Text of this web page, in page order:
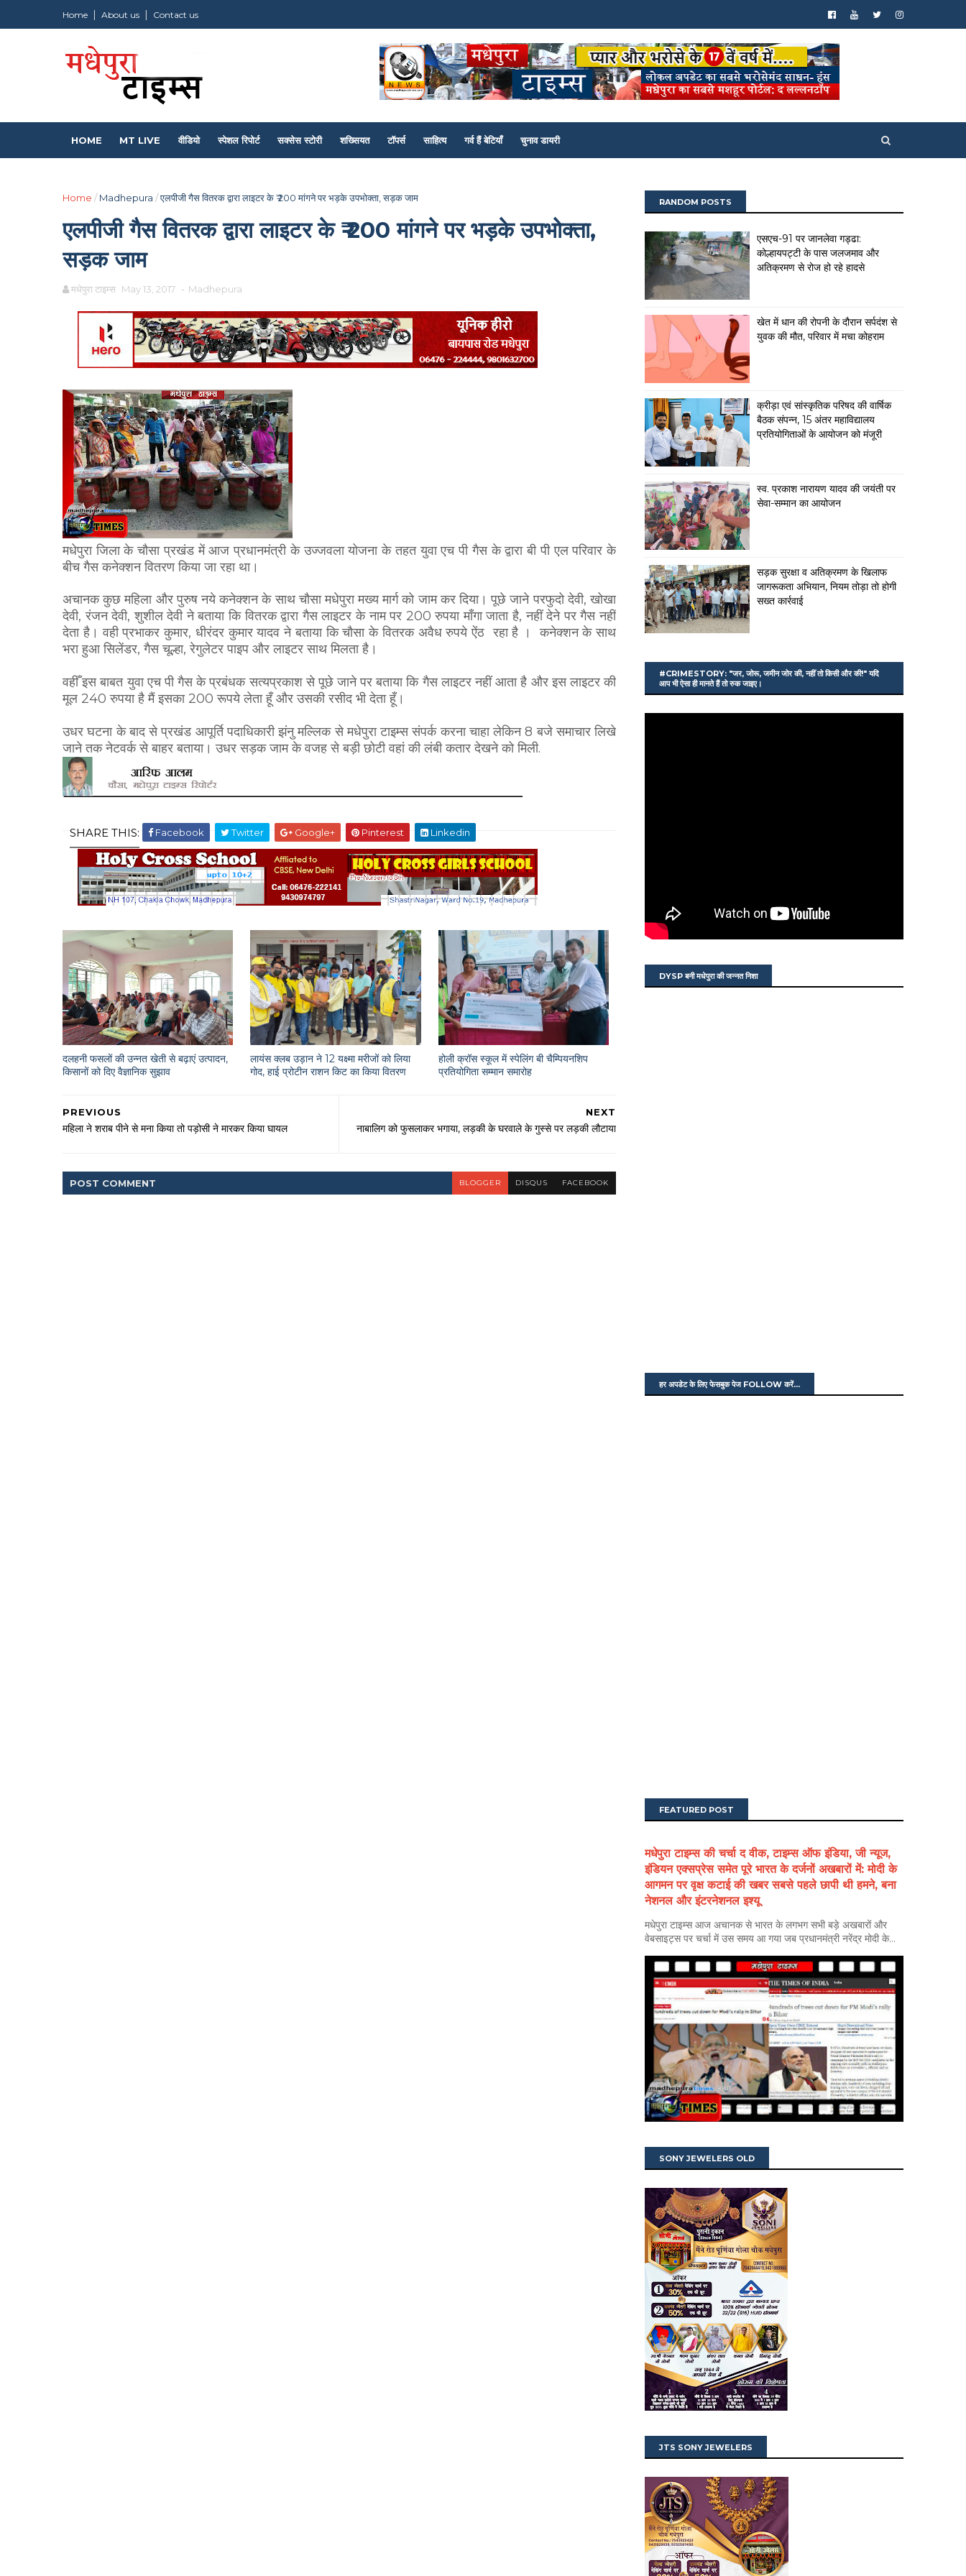
Home About us Contact us
HOME MT LIVE वीडियो स्पेशल रिपोर्ट सक्सेस स्टोरी शख्सियत टॉपर्स साहित्य गर्व हैं बेटियाँ चुनाव डायरी
Home / Madhepura /एलपीजी गैस वितरक द्वारा लाइटर के ₹ 200 मांगने पर भड़के उपभोक्ता, सड़क जाम
एलपीजी गैस वितरक द्वारा लाइटर के ₹ 200 मांगने पर भड़के उपभोक्ता,
सड़क जाम
मधेपुरा टाइम्स May 13, 2017 - Madhepura
मधेपुरा जिला के चौसा प्रखंड में आज प्रधानमंत्री के उज्जवला योजना के तहत युवा एच पी गैस के द्वारा बी पी एल परिवार के
बीच गैस कनेक्शन वितरण किया जा रहा था।
अचानक कुछ महिला और पुरुष नये कनेक्शन के साथ चौसा मधेपुरा मख्य मार्ग को जाम कर दिया। पूछे जाने परफुदो देवी, खोखा
देवी, रंजन देवी, शुशील देवी ने बताया कि वितरक द्वारा गैस लाइटर के नाम पर 200 रुपया माँगा जाता है, नहीं देने पर गैस नहीं
देता है। वही प्रभाकर कुमार, धीरंदर कुमार यादव ने बताया कि चौसा के वितरक अवैध रुपये ऐंठ रहा है । कनेक्शन के साथ
भरा हुआ सिलेंडर, गैस चूल्हा, रेगुलेटर पाइप और लाइटर साथ मिलता है।
वहीँ इस बाबत युवा एच पी गैस के प्रबंधक सत्यप्रकाश से पूछे जाने पर बताया कि गैस लाइटर नहीं आता है और इस लाइटर की
मूल 240 रुपया है मैं इसका 200 रूपये लेता हूँ और उसकी रसीद भी देता हूँ।
उधर घटना के बाद से प्रखंड आपूर्ति पदाधिकारी झंनु मल्लिक से मधेपुरा टाइम्स संपर्क करना चाहा लेकिन 8 बजे समाचार लिखे
जाने तक नेटवर्क से बाहर बताया। उधर सड़क जाम के वजह से बड़ी छोटी वहां की लंबी कतार देखने को मिली.
SHARE THIS: Facebook Twitter Google+ Pinterest Linkedin
दलहनी फसलों की उन्नत खेती से बढ़ाएं उत्पादन,
किसानों को दिए वैज्ञानिक सुझाव
लायंस क्लब उड़ान ने 12 यक्ष्मा मरीजों को लिया
गोद, हाई प्रोटीन राशन किट का किया वितरण
होली क्रॉस स्कूल में स्पेलिंग बी चैम्पियनशिप
प्रतियोगिता सम्मान समारोह
NEXT
नाबालिग को फुसलाकर भगाया, लड़की के घरवाले के गुस्से पर लड़की लौटाया
PREVIOUS
महिला ने शराब पीने से मना किया तो पड़ोसी ने मारकर किया घायल
POST COMMENT BLOGGER DISQUS FACEBOOK
RANDOM POSTS
एसएच-91 पर जानलेवा गड्ढा:
कोल्हायपट्टी के पास जलजमाव और
अतिक्रमण से रोज हो रहे हादसे
खेत में धान की रोपनी के दौरान सर्पदंश से
युवक की मौत, परिवार में मचा कोहराम
क्रीड़ा एवं सांस्कृतिक परिषद की वार्षिक
बैठक संपन्न, 15 अंतर महाविद्यालय
प्रतियोगिताओं के आयोजन को मंजूरी
स्व. प्रकाश नारायण यादव की जयंती पर
सेवा-सम्मान का आयोजन
सड़क सुरक्षा व अतिक्रमण के खिलाफ
जागरूकता अभियान, नियम तोड़ा तो होगी
सख्त कार्रवाई
#CRIMESTORY: "जर, जोरू, जमीन जोर की, नहीं तो किसी और की!" यदि
आप भी ऐसा ही मानते हैं तो रुक जाइए।
DYSP बनी मधेपुरा की जन्नत निशा
हर अपडेट के लिए फेसबुक पेज FOLLOW करें...
FEATURED POST
मधेपुरा टाइम्स की चर्चा द वीक, टाइम्स ऑफ इंडिया, जी न्यूज,
इंडियन एक्सप्रेस समेत पूरे भारत के दर्जनों अखबारों में: मोदी के
आगमन पर वृक्ष कटाई की खबर सबसे पहले छापी थी हमने, बना
नेशनल और इंटरनेशनल इश्यू
मधेपुरा टाइम्स आज अचानक से भारत के लगभग सभी बड़े अखबारों और
वेबसाइट्स पर चर्चा में उस समय आ गया जब प्रधानमंत्री नरेंद्र मोदी के...
SONY JEWELERS OLD
JTS SONY JEWELERS